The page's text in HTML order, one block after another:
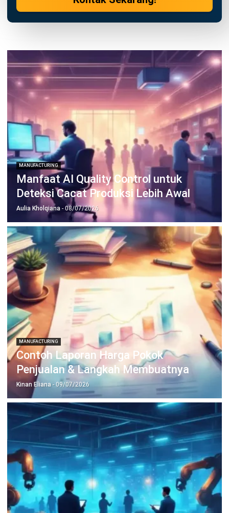
MANUFACTURING
Agile Manufacturing: Panduan
Membuat Bisnis Lebih Adaptif
Kinan Eliana- 10/06/2026
MANUFACTURING
Mesin Pabrik Sering Bermasalah?
Kenali Gejala Downtime Mesin Lebih
Awal
Kinan Eliana- 20/04/2026
Kerja Lebih Mudah dengan
Hashy AI.
AI dalam sistem bisnisyang tuntaskan semua
pekerjaanmu.
Hai, Hashy! Tolong buatkanperbandingan P&L Q2 vs Q1
Laporan Perbandingan P&L Q2 vs Q1
2MB, File XLSX
Buka Simpan